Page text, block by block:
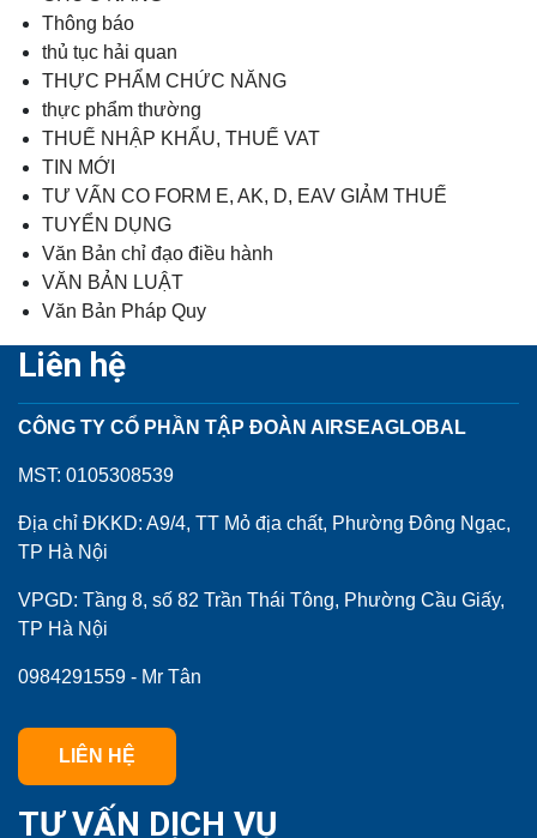
Thông báo
thủ tục hải quan
THỰC PHẨM CHỨC NĂNG
thực phẩm thường
THUẾ NHẬP KHẨU, THUẾ VAT
TIN MỚI
TƯ VẤN CO FORM E, AK, D, EAV GIẢM THUẾ
TUYỂN DỤNG
Văn Bản chỉ đạo điều hành
VĂN BẢN LUẬT
Văn Bản Pháp Quy
Liên hệ
CÔNG TY CỔ PHẦN TẬP ĐOÀN AIRSEAGLOBAL
MST: 0105308539
Địa chỉ ĐKKD: A9/4, TT Mỏ địa chất, Phường Đông Ngạc,
TP Hà Nội
VPGD: Tầng 8, số 82 Trần Thái Tông, Phường Cầu Giấy,
TP Hà Nội
0984291559 - Mr Tân
LIÊN HỆ
TƯ VẤN DỊCH VỤ